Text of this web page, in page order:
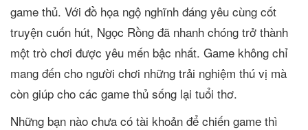
game thủ. Với đồ họa ngộ nghĩnh đáng yêu cùng cốt
truyện cuốn hút, Ngọc Rồng đã nhanh chóng trở thành
một trò chơi được yêu mến bậc nhất. Game không chỉ
mang đến cho người chơi những trải nghiệm thú vị mà
còn giúp cho các game thủ sống lại tuổi thơ.
Những bạn nào chưa có tài khoản để chiến game thì